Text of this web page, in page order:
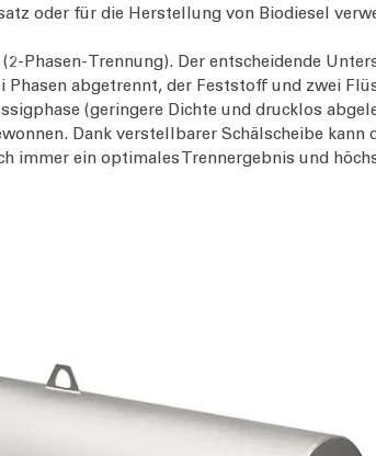
oder für die Herstellung von Biodiesel
Phasen-Trennung). Der entscheidende
Phasen abgetrennt, der Feststoff und zwei
(geringere Dichte und drucklos
Dank verstellbarer Schälscheibe kann
immer ein optimales Trennergebnis und